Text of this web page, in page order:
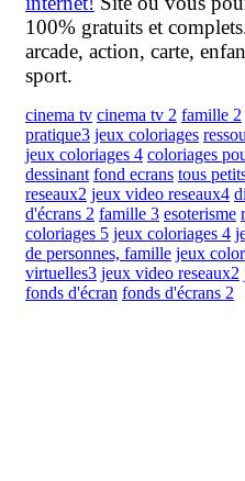
100% gratuits et
arcade, action, carte,
sport.
cinema tv cinema tv 2 famille 2
pratique3 jeux coloriages
jeux coloriages 4 coloriages
dessinant fond ecrans tous
reseaux2 jeux video reseaux4
d'écrans 2 famille 3 esoterisme
coloriages 5 jeux coloriages 4
de personnes, famille jeux
virtuelles3 jeux video reseaux2
fonds d'écran fonds d'écrans 2